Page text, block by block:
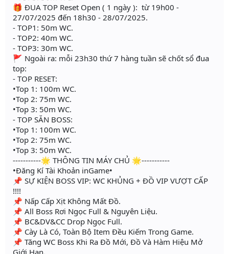
🎁 ĐUA TOP Reset Open ( 1 ngày ): từ 19h00 -
27/07/2025 đến 18h30 - 28/07/2025.
- TOP1: 50m WC.
- TOP2: 40m WC.
- TOP3: 30m WC.
🚩 Ngoài ra: mỗi 23h30 thứ 7 hàng tuần sẽ chốt sổ đua
top:
- TOP RESET:
•Top 1: 100m WC.
•Top 2: 75m WC.
•Top 3: 50m WC.
- TOP SĂN BOSS:
•Top 1: 100m WC.
•Top 2: 75m WC.
•Top 3: 50m WC.
-----------🌟 THÔNG TIN MÁY CHỦ 🌟-----------
•Đăng Kí Tài Khoản inGame•
📌 SỰ KIỆN BOSS VIP: WC KHỦNG + ĐỒ VIP VƯỢT CẤP
!!!!
📌 Nấp Cấp Xịt Không Mất Đồ.
📌 All Boss Rơi Ngọc Full & Nguyên Liệu.
📌 BC&DV&CC Drop Ngọc Full.
📌 Cày Là Có, Toàn Bộ Item Đều Kiếm Trong Game.
📌 Tăng WC Boss Khi Ra Đồ Mới, Đồ Và Hàm Hiệu Mở